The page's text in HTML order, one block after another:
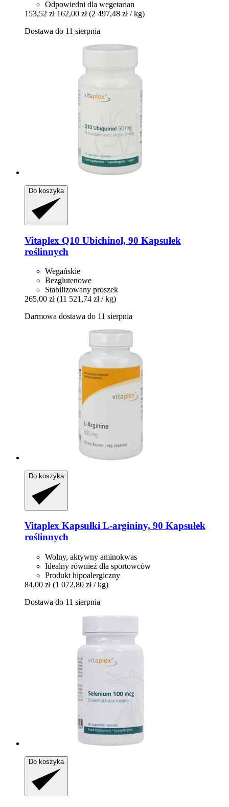
Odpowiedni dla wegetarian
153,52 zł 162,00 zł (2 497,48 zł / kg)
Dostawa do 11 sierpnia
Do koszyka
Vitaplex Q10 Ubichinol, 90 Kapsułek
roślinnych
Wegańskie
Bezglutenowe
Stabilizowany proszek
265,00 zł (11 521,74 zł / kg)
Darmowa dostawa do 11 sierpnia
Do koszyka
Vitaplex Kapsułki L-​argininy, 90 Kapsułek
roślinnych
Wolny, aktywny aminokwas
Idealny również dla sportowców
Produkt hipoalergiczny
84,00 zł (1 072,80 zł / kg)
Dostawa do 11 sierpnia
Do koszyka